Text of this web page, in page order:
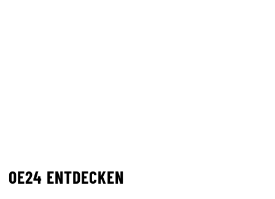
OE24 ENTDECKEN